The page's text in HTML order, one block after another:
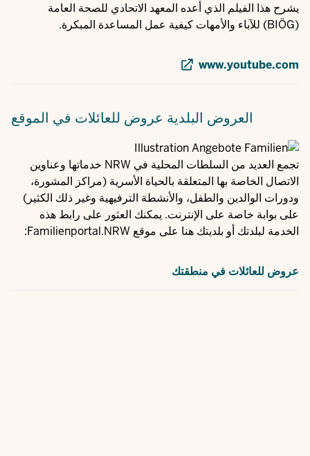
يشرح هذا الفيلم الذي أعده المعهد الاتحادي للصحة العامة
(BIÖG) للآباء والأمهات كيفية عمل المساعدة المبكرة.
www.youtube.com
العروض البلدية عروض للعائلات في الموقع
تجمع العديد من السلطات المحلية في NRW خدماتها وعناوين
الاتصال الخاصة بها المتعلقة بالحياة الأسرية (مراكز المشورة،
ودورات الوالدين والطفل، والأنشطة الترفيهية وغير ذلك الكثير)
على بوابة خاصة على الإنترنت. يمكنك العثور على رابط هذه
الخدمة لبلدتك أو بلديتك هنا على موقع Familienportal.NRW:
عروض للعائلات في منطقتك